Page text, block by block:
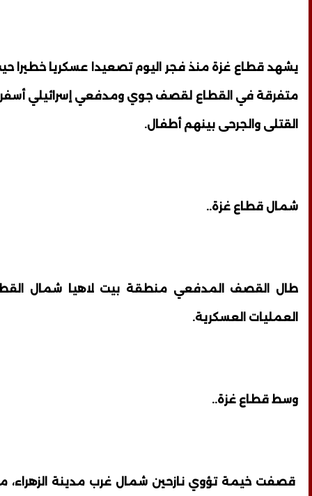
يشهد قطاع غزة منذ فجر اليوم تصعيدا عسكريا خطيرا
متفرقة في القطاع لقصف جوي ومدفعي إسرائيلي
القتلى والجرحى بينهم أطفال.
شمال قطاع غزة..
طال القصف المدفعي منطقة بيت لاهيا شمال
العمليات العسكرية.
وسط قطاع غزة..
قصفت خيمة تؤوي نازحين شمال غرب مدينة الزهراء،